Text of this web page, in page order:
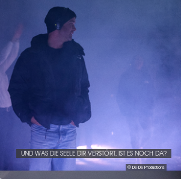
© De-Da Productions
UND WAS DIE SEELE DIR VERSTÖRT, IST ES NOCH DA?